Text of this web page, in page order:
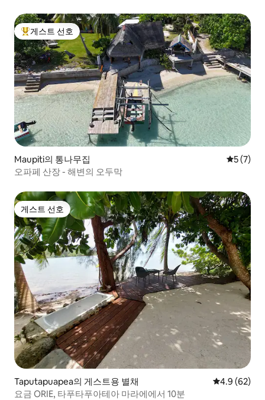
상위 게스트 선호
게스트 선호
Maupiti의 통나무집 평점 5점
5 (7)
오파페 산장 - 해변의 오두막
게스트 선호
게스트 선호
Taputapuapea의 게스트용 별채 평점 4.9점(5
4.9 (62)
요금 ORIE, 타푸타푸아테아 마라에에서 10분